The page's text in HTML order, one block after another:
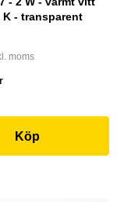
K - transparent
moms
Köp